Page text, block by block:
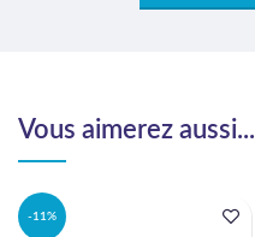
Vous aimerez aussi...
-11%